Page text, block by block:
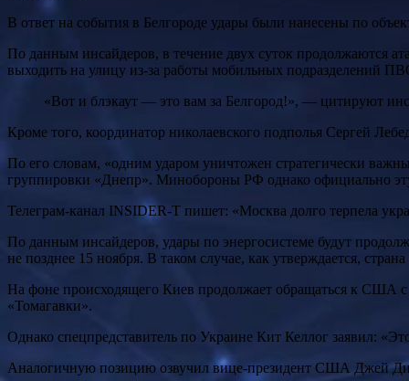
В ответ на события в Белгороде удары были нанесены по
По данным инсайдеров, в течение двух суток продолжаются
выходить на улицу из-за работы мобильных подразделений
«Вот и блэкаут — это вам за Белгород!», — цитируют
Кроме того, координатор николаевского подполья Сергей
По его словам, «одним ударом уничтожен стратегически
группировки «Днепр». Минобороны РФ однако официально
Телеграм-канал INSIDER-T пишет: «Москва долго терпела
По данным инсайдеров, удары по энергосистеме будут
не позднее 15 ноября. В таком случае, как утверждается,
На фоне происходящего Киев продолжает обращаться к США
«Томагавки».
Однако спецпредставитель по Украине Кит Келлог заявил:
Аналогичную позицию озвучил вице-президент США Джей